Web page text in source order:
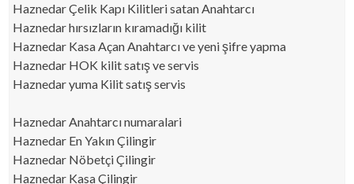
Haznedar Çelik Kapı Kilitleri satan Anahtarcı
Haznedar hırsızların kıramadığı kilit
Haznedar Kasa Açan Anahtarcı ve yeni şifre yapma
Haznedar HOK kilit satış ve servis
Haznedar yuma Kilit satış servis
Haznedar Anahtarcı numaralari
Haznedar En Yakın Çilingir
Haznedar Nöbetçi Çilingir
Haznedar Kasa Çilingir